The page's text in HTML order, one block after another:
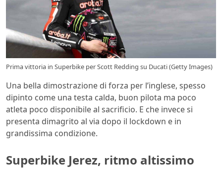
Prima vittoria in Superbike per Scott Redding su Ducati (Getty Images)
Una bella dimostrazione di forza per l’inglese, spesso
dipinto come una testa calda, buon pilota ma poco
atleta poco disponibile al sacrificio. E che invece si
presenta dimagrito al via dopo il lockdown e in
grandissima condizione.
Superbike Jerez, ritmo altissimo